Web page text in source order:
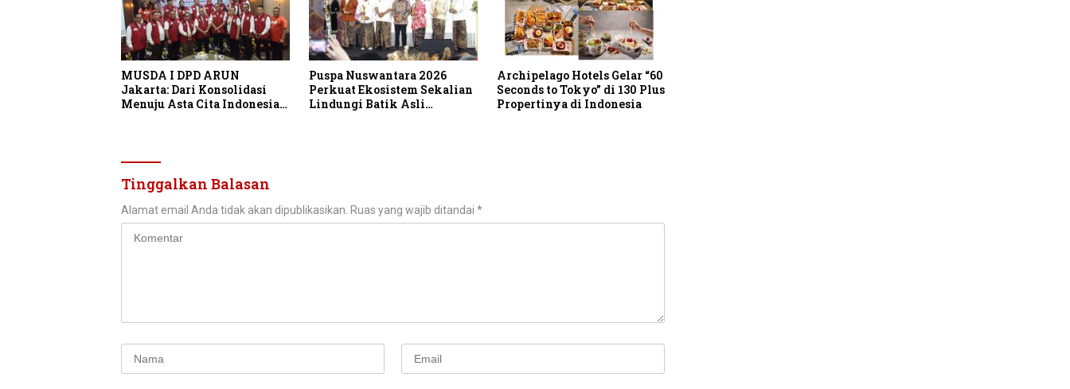
MUSDA I DPD ARUN
Jakarta: Dari Konsolidasi
Menuju Asta Cita Indonesia
Puspa Nuswantara 2026
Perkuat Ekosistem Sekalian
Lindungi Batik Asli
Archipelago Hotels Gelar “60
Seconds to Tokyo” di 130 Plus
Propertinya di Indonesia
Tinggalkan Balasan
Alamat email Anda tidak akan dipublikasikan. Ruas yang wajib ditandai *